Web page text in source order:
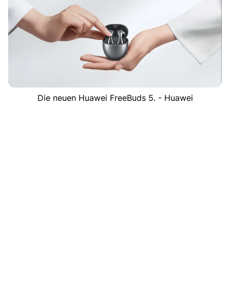
Die neuen Huawei FreeBuds 5. - Huawei